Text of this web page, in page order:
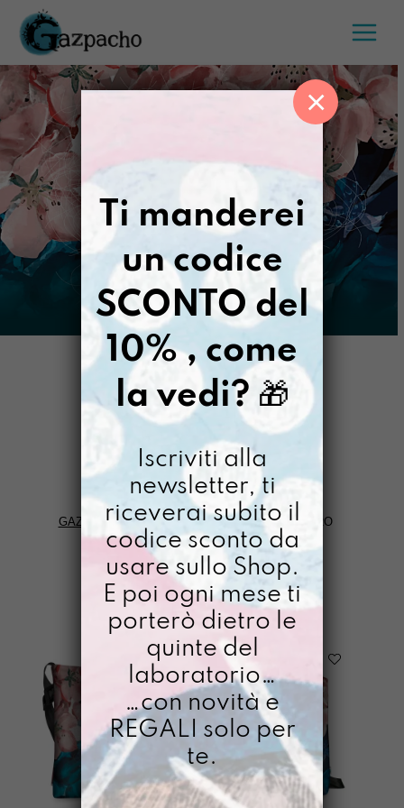
Salta
contenuto
RESPIRO
Respiro: ripartire dalle basi.
GAZPACHO>PAROLE DA GIARDINO>RESPIRO
FILTRI
Ti manderei
un codice
SCONTO del
10% , come
la vedi? 🎁
Iscriviti alla
newsletter, ti
riceverai subito il
codice sconto da
usare sullo Shop.
E poi ogni mese ti
porterò dietro le
quinte del
laboratorio…
…con novità e
REGALI solo per
te.
×